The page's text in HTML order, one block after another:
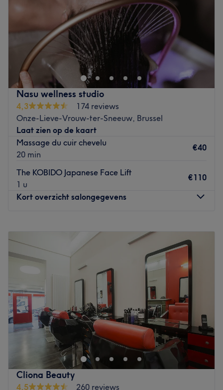
Nasu wellness studio
4,3
174 reviews
Onze-Lieve-Vrouw-ter-Sneeuw, Brussel
Laat zien op de kaart
Massage du cuir chevelu
20 min
€40
The KOBIDO Japanese Face Lift
1 u
€110
Kort overzicht salongegevens
10:00
Woensdag
Gesloten
Donderdag
10:00
20:00
10:00
20:00
10:00
Zondag
10:00 20:00
Nasu Japanese head spa, niché dans le centre de
Bruxelles, est une véritable oasis de détente et de bien-
être. Plongez dans un cocon de sérénité et offrez-vous un
moment d'évasion revitalisant. Réservez dès maintenant
pour vivre une expérience de Head Spa unique, laissant
derrière vous le stress et les tensions du quotidien.
Cliona Beauty
4,5
260 reviews